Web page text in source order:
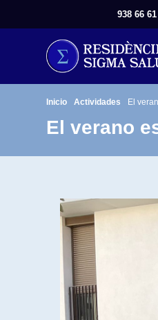
938 66
Inicio Actividades El
El verano